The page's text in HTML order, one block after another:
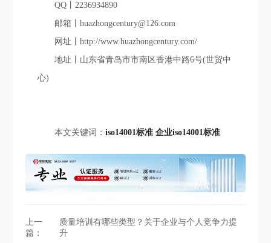
QQ丨2236934890
邮箱丨huazhongcentury@126.com
网址丨http://www.huazhongcentury.com/
地址丨山东省青岛市市南区香港中路6号(世贸中
心)
本文关键词：iso14001标准 企业iso14001标准
上一
篇：
质量培训有哪些类型？关于企业与个人竞争力提
升